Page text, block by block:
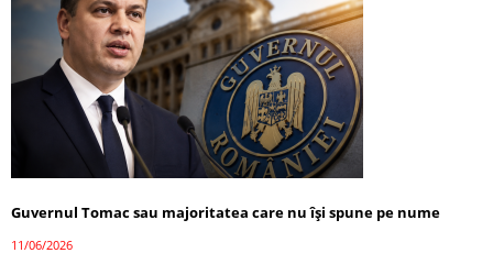
Guvernul Tomac sau majoritatea care nu își spune pe nume
11/06/2026